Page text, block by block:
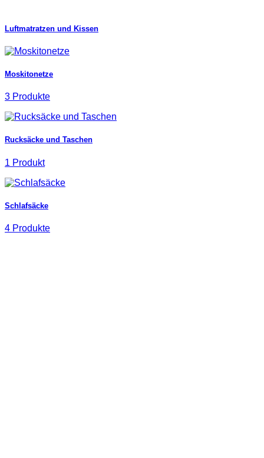
Luftmatratzen und Kissen
Moskitonetze
3 Produkte
Rucksäcke und Taschen
1 Produkt
Schlafsäcke
4 Produkte